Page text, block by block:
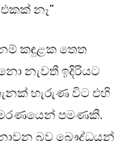
නෑ”
කඳුළක තෙත
නැවතී ඉදිරියට
හැරුණ විට එහි
මරණයෙන් පමණකි.
බව බෞද්ධයන්